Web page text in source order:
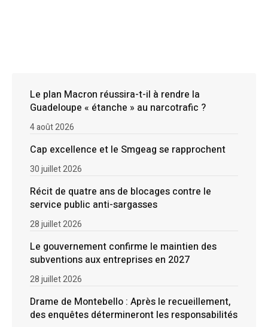
Le plan Macron réussira-t-il à rendre la
Guadeloupe « étanche » au narcotrafic ?
4 août 2026
Cap excellence et le Smgeag se rapprochent
30 juillet 2026
Récit de quatre ans de blocages contre le
service public anti-sargasses
28 juillet 2026
Le gouvernement confirme le maintien des
subventions aux entreprises en 2027
28 juillet 2026
Drame de Montebello : Après le recueillement,
des enquêtes détermineront les responsabilités